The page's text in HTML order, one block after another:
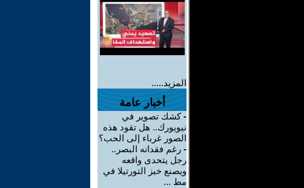
المزيد.....
أخبار عامة
-كشك تصوير في
نيويورك.. هل تقود هذه
الصور غرباء إلى الحب؟
- رغم فقدانه البصر..
رجل يتحدى واقعه
ويصنع خبز التورتيلا في
مط ...